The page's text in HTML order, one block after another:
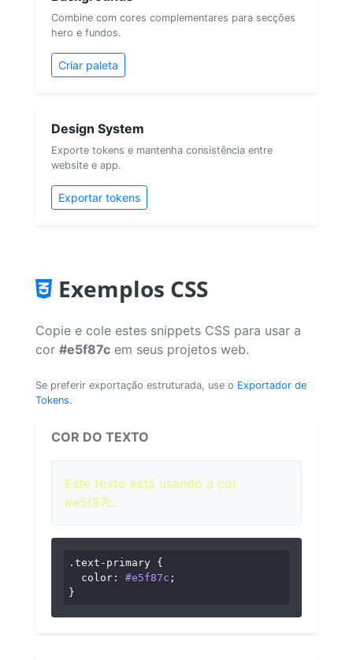
Combine com cores complementares para secções
hero e fundos.
Criar paleta
Design System
Exporte tokens e mantenha consistência entre
website e app.
Exportar tokens
Exemplos CSS
Copie e cole estes snippets CSS para usar a
cor #e5f87c em seus projetos web.
Se preferir exportação estruturada, use o Exportador de
Tokens.
COR DO TEXTO
Este texto está usando a cor
#e5f87c.
.text-primary {
color : #e5f87c ;
}